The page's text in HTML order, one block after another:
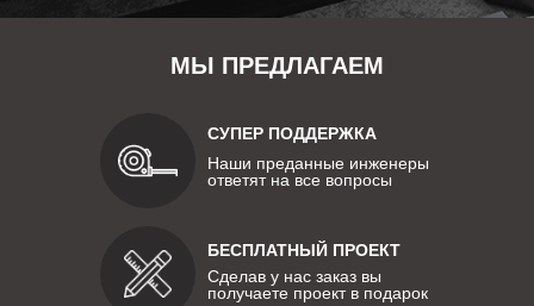
МЫ ПРЕДЛАГАЕМ
СУПЕР ПОДДЕРЖКА
Наши преданные инженеры
ответят на все вопросы
БЕСПЛАТНЫЙ ПРОЕКТ
Сделав у нас заказ вы
получаете проект в подарок